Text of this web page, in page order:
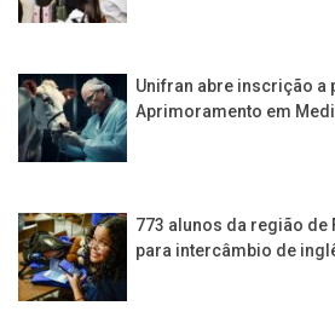
Unifran abre inscrição a
Aprimoramento em
773 alunos da região de
para intercâmbio de